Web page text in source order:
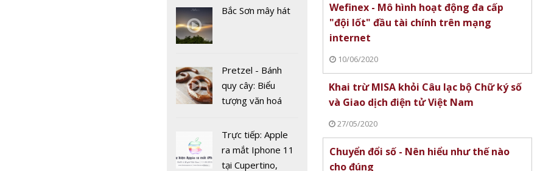
Vivobook trước
2 giây
Bắc Sơn mây hát
Pretzel - Bánh
quy cây: Biểu
tượng văn hoá
tranh cãi về nguồn
gốc
Trực tiếp: Apple
ra mắt Iphone 11
tại Cupertino,
Wefinex - Mô hình hoạt động đa cấp
"đội lốt" đầu tài chính trên mạng
internet
10/06/2020
Khai trừ MISA khỏi Câu lạc bộ Chữ ký số
và Giao dịch điện tử Việt Nam
27/05/2020
Chuyển đổi số - Nên hiểu như thế nào
cho đúng